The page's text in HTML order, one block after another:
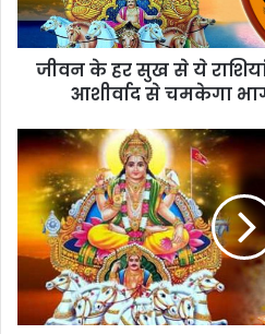
जीवन के हर सुख से ये राशियां
आशीर्वाद से चमकेगा